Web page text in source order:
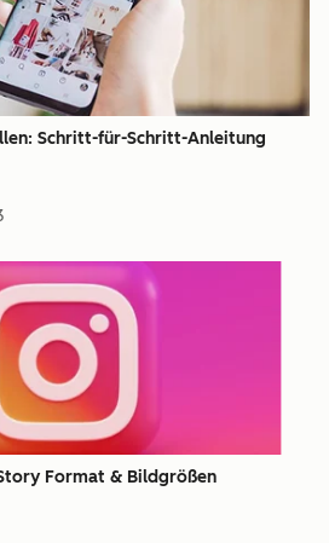
Schritt-für-Schritt-Anleitung
Format & Bildgrößen